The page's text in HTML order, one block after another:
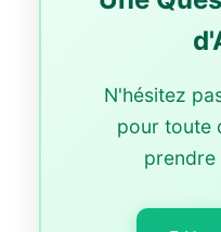
N'hésitez
pour toute